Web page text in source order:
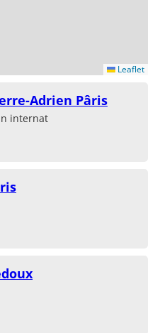
Leaflet
Adrien Pâris
internat